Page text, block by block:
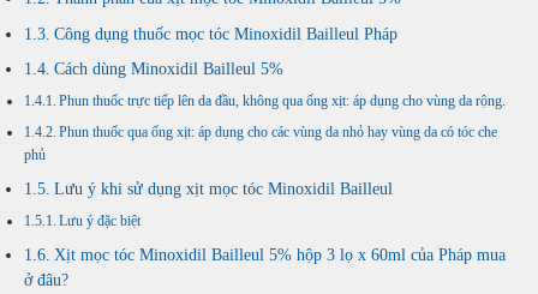
Công dụng thuốc mọc tóc Minoxidil Bailleul Pháp
Cách dùng Minoxidil Bailleul 5%
Phun thuốc trực tiếp lên da đầu, không qua ống xịt: áp dụng cho vùng da rộng.
Phun thuốc qua ống xịt: áp dụng cho các vùng da nhỏ hay vùng da có tóc che
phủ
Lưu ý khi sử dụng xịt mọc tóc Minoxidil Bailleul
Lưu ý đặc biệt
Xịt mọc tóc Minoxidil Bailleul 5% hộp 3 lọ x 60ml của Pháp mua
ở đâu?